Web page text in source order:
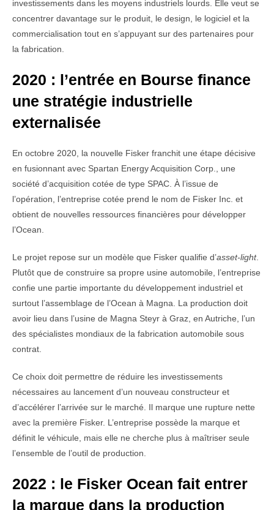
investissements dans les moyens industriels lourds. Elle veut se
concentrer davantage sur le produit, le design, le logiciel et la
commercialisation tout en s’appuyant sur des partenaires pour
la fabrication.
2020 : l’entrée en Bourse finance
une stratégie industrielle
externalisée
En octobre 2020, la nouvelle Fisker franchit une étape décisive
en fusionnant avec Spartan Energy Acquisition Corp., une
société d’acquisition cotée de type SPAC. À l’issue de
l’opération, l’entreprise cotée prend le nom de Fisker Inc. et
obtient de nouvelles ressources financières pour développer
l’Ocean.
Le projet repose sur un modèle que Fisker qualifie d’asset-light.
Plutôt que de construire sa propre usine automobile, l’entreprise
confie une partie importante du développement industriel et
surtout l’assemblage de l’Ocean à Magna. La production doit
avoir lieu dans l’usine de Magna Steyr à Graz, en Autriche, l’un
des spécialistes mondiaux de la fabrication automobile sous
contrat.
Ce choix doit permettre de réduire les investissements
nécessaires au lancement d’un nouveau constructeur et
d’accélérer l’arrivée sur le marché. Il marque une rupture nette
avec la première Fisker. L’entreprise possède la marque et
définit le véhicule, mais elle ne cherche plus à maîtriser seule
l’ensemble de l’outil de production.
2022 : le Fisker Ocean fait entrer
la marque dans la production